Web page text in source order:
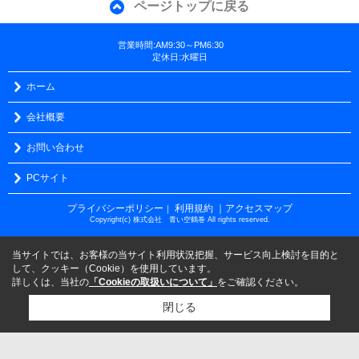
ページトップに戻る
営業時間:AM9:30～PM6:30
定休日:水曜日
ホーム
会社概要
お問い合わせ
PCサイト
プライバシーポリシー ｜ 利用規約 ｜アクセスマップ
Copyright(c) 株式会社 青い空鶴巻 All rights reserved.
当サイトでは、お客様の当サイト利用状況把握、サービス向上検討を目的と
して、クッキー（Cookie）を使用しています。
詳しくは、当社の 「Cookieの取扱いについて」 をご確認ください。
閉じる